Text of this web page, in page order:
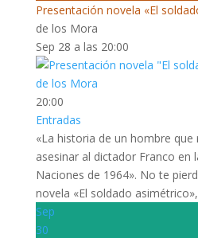
Presentación novela «El
de los Mora
Sep 28 a las 20:00
20:00
Entradas
«La historia de un hombre que
asesinar al dictador Franco en
Naciones de 1964». No te
novela «El soldado
Sep
30